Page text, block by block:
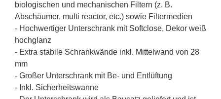
biologischen und mechanischen Filtern (z. B.
Abschäumer, multi reactor, etc.) sowie Filtermedien
- Hochwertiger Unterschrank mit Softclose, Dekor weiß
hochglanz
- Extra stabile Schrankwände inkl. Mittelwand von 28
mm
- Großer Unterschrank mit Be- und Entlüftung
- Inkl. Sicherheitswanne